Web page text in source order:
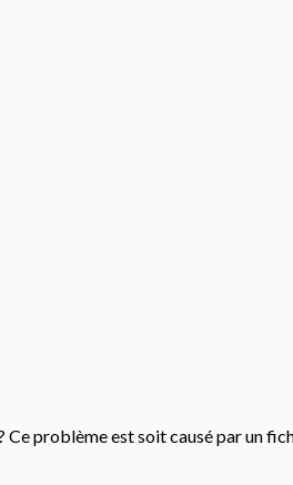
Ce problème est soit causé par un